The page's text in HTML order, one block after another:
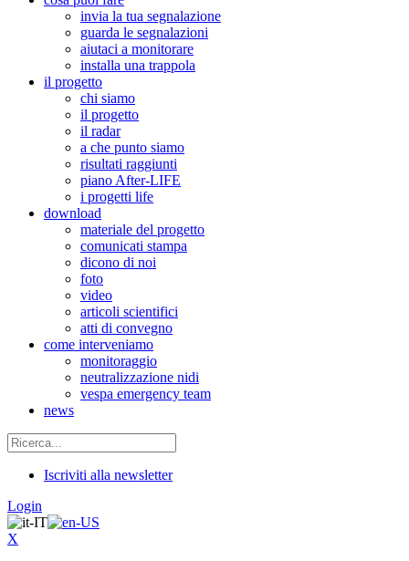
invia la tua segnalazione
guarda le segnalazioni
aiutaci a monitorare
installa una trappola
il progetto
chi siamo
il progetto
il radar
a che punto siamo
risultati raggiunti
piano After-LIFE
i progetti life
download
materiale del progetto
comunicati stampa
dicono di noi
foto
video
articoli scientifici
atti di convegno
come interveniamo
monitoraggio
neutralizzazione nidi
vespa emergency team
news
Iscriviti alla newsletter
Login
X